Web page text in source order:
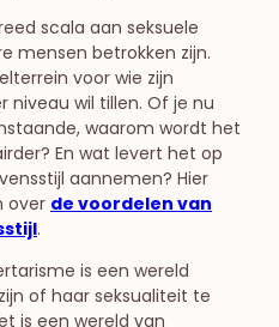
scala aan seksuele
mensen betrokken zijn.
voor wie zijn
niveau wil tillen. Of je nu
waarom wordt het
En wat levert het op
aannemen? Hier
over de voordelen van
.
is een wereld
of haar seksualiteit te
is een wereld van